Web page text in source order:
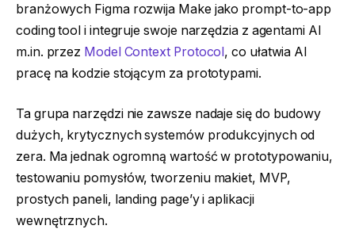
branżowych Figma rozwija Make jako prompt-to-app
coding tool i integruje swoje narzędzia z agentami AI
m.in. przez Model Context Protocol, co ułatwia AI
pracę na kodzie stojącym za prototypami.
Ta grupa narzędzi nie zawsze nadaje się do budowy
dużych, krytycznych systemów produkcyjnych od
zera. Ma jednak ogromną wartość w prototypowaniu,
testowaniu pomysłów, tworzeniu makiet, MVP,
prostych paneli, landing page’y i aplikacji
wewnętrznych.